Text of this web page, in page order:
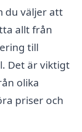
du väljer att
allt från
till
Det är viktigt
olika
priser och